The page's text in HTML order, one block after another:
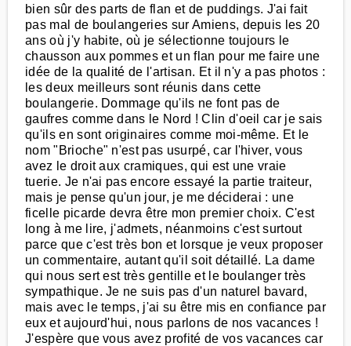
bien sûr des parts de flan et de puddings. J'ai fait
pas mal de boulangeries sur Amiens, depuis les 20
ans où j'y habite, où je sélectionne toujours le
chausson aux pommes et un flan pour me faire une
idée de la qualité de l'artisan. Et il n'y a pas photos :
les deux meilleurs sont réunis dans cette
boulangerie. Dommage qu'ils ne font pas de
gaufres comme dans le Nord ! Clin d'oeil car je sais
qu'ils en sont originaires comme moi-même. Et le
nom "Brioche" n'est pas usurpé, car l'hiver, vous
avez le droit aux cramiques, qui est une vraie
tuerie. Je n'ai pas encore essayé la partie traiteur,
mais je pense qu'un jour, je me déciderai : une
ficelle picarde devra être mon premier choix. C'est
long à me lire, j'admets, néanmoins c'est surtout
parce que c'est très bon et lorsque je veux proposer
un commentaire, autant qu'il soit détaillé. La dame
qui nous sert est très gentille et le boulanger très
sympathique. Je ne suis pas d'un naturel bavard,
mais avec le temps, j'ai su être mis en confiance par
eux et aujourd'hui, nous parlons de nos vacances !
J'espère que vous avez profité de vos vacances car